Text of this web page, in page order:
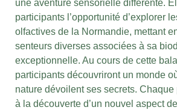
une aventure sensorielle différente.
participants l’opportunité d’explorer
olfactives de la Normandie, mettant
senteurs diverses associées à sa
exceptionnelle. Au cours de cette
participants découvriront un monde
nature dévoilent ses secrets.
à la découverte d’un nouvel aspect